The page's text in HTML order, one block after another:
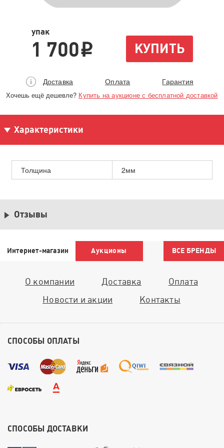
упак
1 700i КУПИТЬ
Доставка Оплата Гарантия
Хочешь ещё дешевле? Купить на аукционе с бесплатной доставкой
Характеристики
Толщина 2мм
Отзывы
Интернет-магазин Аукционы ВСЕ БРЕНДЫ
О компании Доставка
Оплата
Новости и акции
Контакты
СПОСОБЫ ОПЛАТЫ
СПОСОБЫ ДОСТАВКИ